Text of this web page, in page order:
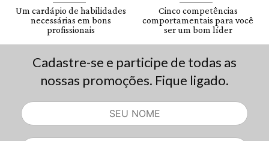
Cadastre-se e participe de todas as
nossas promoções. Fique ligado.